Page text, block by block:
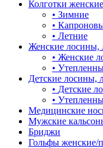
Колготки женские
• Зимние
•
• Летние
Женские лосины,
• Женские
•
Детские лосины,
• Детские
•
Медицинские
Мужские
Бриджи
Гольфы женские/